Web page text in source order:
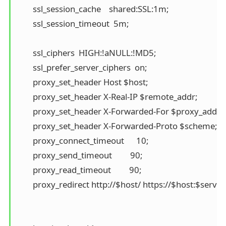
        ssl_session_cache    shared:SSL:1m;
        ssl_session_timeout  5m;
        ssl_ciphers  HIGH:!aNULL:!MD5;
        ssl_prefer_server_ciphers  on;
        proxy_set_header Host $host;
        proxy_set_header X-Real-IP $remote_addr;
proxy_set_header X-Forwarded-For
        proxy_set_header X-Forwarded-Proto $scheme;
        proxy_connect_timeout      10;
        proxy_send_timeout         90;
        proxy_read_timeout         90;
proxy_redirect http://$host/ https://